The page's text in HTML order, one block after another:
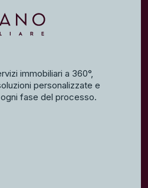
immobiliari a 360°,
personalizzate e
fase del processo.